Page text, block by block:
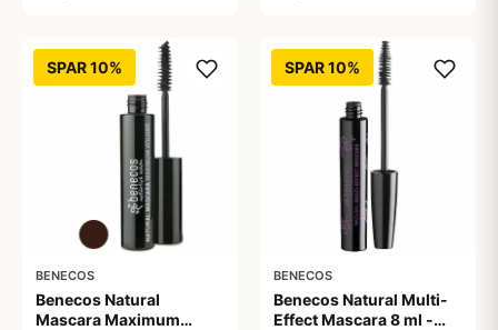
SPAR 10%
BENECOS
Benecos Natural
Mascara Maximum
SPAR 10%
BENECOS
Benecos Natural Multi-
Effect Mascara 8 ml -